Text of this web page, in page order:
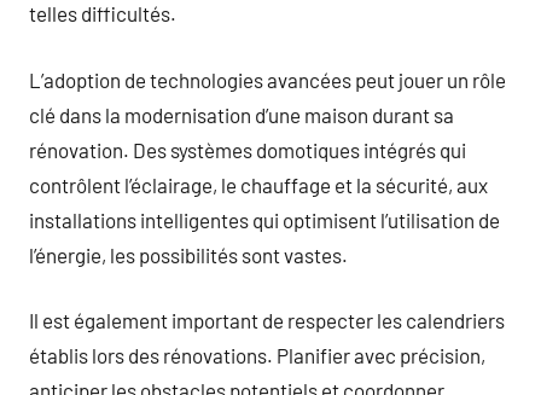
telles difficultés.
L’adoption de technologies avancées peut jouer un rôle
clé dans la modernisation d’une maison durant sa
rénovation. Des systèmes domotiques intégrés qui
contrôlent l’éclairage, le chauffage et la sécurité, aux
installations intelligentes qui optimisent l’utilisation de
l’énergie, les possibilités sont vastes.
Il est également important de respecter les calendriers
établis lors des rénovations. Planifier avec précision,
anticiper les obstacles potentiels et coordonner